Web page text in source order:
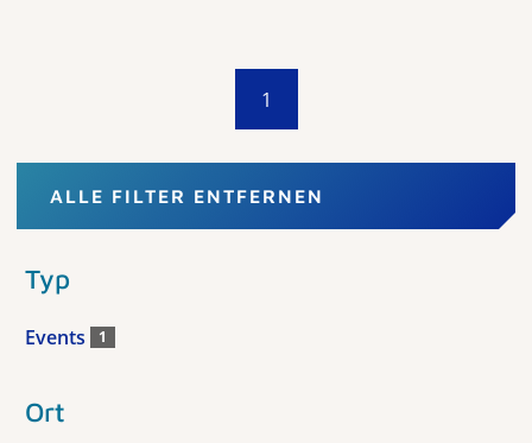
1
ALLE FILTER ENTFERNEN
Typ
Events 1
Ort